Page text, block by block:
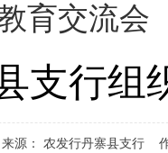
育交流会
支行组
源： 农发行丹寨县支行